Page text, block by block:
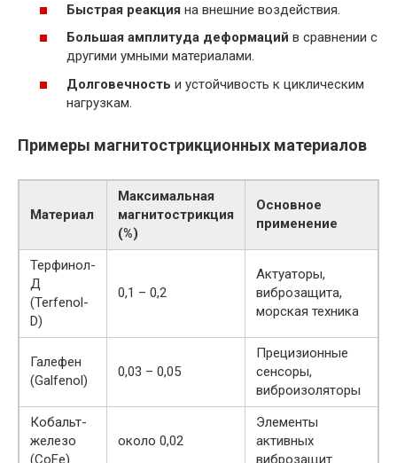
Быстрая реакция на внешние воздействия.
Большая амплитуда деформаций в сравнении с
другими умными материалами.
Долговечность и устойчивость к циклическим
нагрузкам.
Примеры магнитострикционных материалов
Материал
Максимальная
магнитострикция
(%)
Основное
применение
Терфинол-
Д
(Terfenol-
D)
0,1 – 0,2
Актуаторы,
виброзащита,
морская техника
Галефен
(Galfenol)
0,03 – 0,05
Прецизионные
сенсоры,
виброизоляторы
Кобальт-
железо
(CoFe)
около 0,02
Элементы
активных
виброзащит